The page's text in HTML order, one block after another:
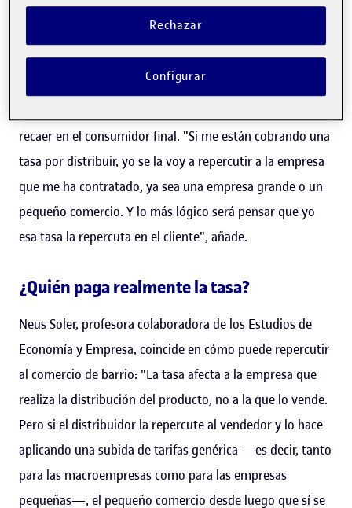
servicios de estas grandes distribuidoras. Una pequeña
zapatería de barrio puede estar contratando a UPS",
explica Ana Isabel Jiménez-Zarco, profesora de los
Estudios de Economía y Empresa de la UOC
recaer en el consumidor final. "Si me están cobrando una
tasa por distribuir, yo se la voy a repercutir a la empresa
que me ha contratado, ya sea una empresa grande o un
pequeño comercio. Y lo más lógico será pensar que yo
esa tasa la repercuta en el cliente", añade.
¿Quién paga realmente la tasa?
Neus Soler, profesora colaboradora de los Estudios de
Economía y Empresa, coincide en cómo puede repercutir
al comercio de barrio: "La tasa afecta a la empresa que
realiza la distribución del producto, no a la que lo vende.
Pero si el distribuidor la repercute al vendedor y lo hace
aplicando una subida de tarifas genérica —es decir, tanto
para las macroempresas como para las empresas
pequeñas—, el pequeño comercio desde luego que sí se
Rechazar
Configurar